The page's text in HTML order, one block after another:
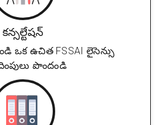
కన్సల్టేషన్
ఒక ఉచిత FSSAI లైసెన్సు
పొందండి